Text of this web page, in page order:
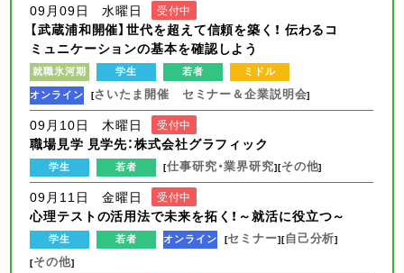
09月09日 水曜日 受付中
【武蔵浦和開催】世代を超えて信頼を築く！ 伝わるコ
ミュニケーションの基本を確認しよう
就職氷河期 学生 若者
ミドル
オンライン [さいたま開催 セミナー＆企業説明会]
09月10日 木曜日 受付中
職場見学 見学先：株式会社グラフィック
学生 若者 [仕事研究・業界研究][その他]
09月11日 金曜日 受付中
心理テストの活用法で未来を拓く！～就活に役立つ～
学生 若者 オンライン [セミナー][自己分析]
[その他]